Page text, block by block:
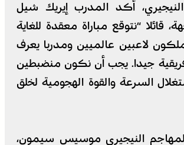
أكد المدرب إيريك شيل
قائلا “نتوقع مباراة معقدة للغاية
لاعبين عالميين ومدربا يعرف
جيدا. يجب أن نكون منضبطين
السرعة والقوة الهجومية لخلق
النيجيري موسيس سيمون،